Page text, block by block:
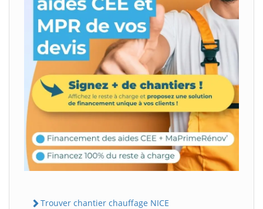
Trouver chantier chauffage NICE